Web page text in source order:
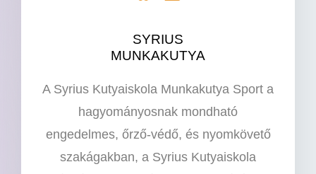
SYRIUS
MUNKAKUTYA
A Syrius Kutyaiskola Munkakutya Sport a
hagyományosnak mondható
engedelmes, őrző-védő, és nyomkövető
szakágakban, a Syrius Kutyaiskola